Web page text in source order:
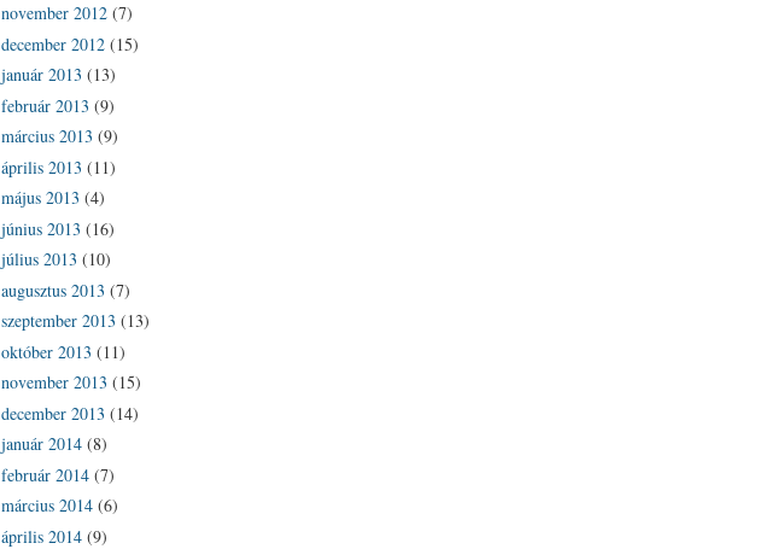
november 2012 (7)
december 2012 (15)
január 2013 (13)
február 2013 (9)
március 2013 (9)
április 2013 (11)
május 2013 (4)
június 2013 (16)
július 2013 (10)
augusztus 2013 (7)
szeptember 2013 (13)
október 2013 (11)
november 2013 (15)
december 2013 (14)
január 2014 (8)
február 2014 (7)
március 2014 (6)
április 2014 (9)